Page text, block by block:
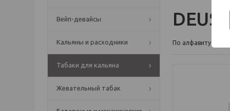
Вейп-девайсы
Кальяны и расходники
Табаки для кальяна
Жевательный табак
DEUS
По алфавиту